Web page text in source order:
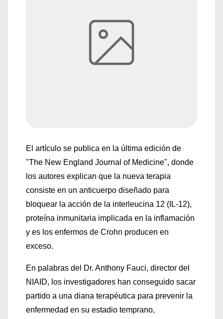
El artículo se publica en la última edición de
"The New England Journal of Medicine", donde
los autores explican que la nueva terapia
consiste en un anticuerpo diseñado para
bloquear la acción de la interleucina 12 (IL-12),
proteína inmunitaria implicada en la inflamación
y es los enfermos de Crohn producen en
exceso.
En palabras del Dr. Anthony Fauci, director del
NIAID, los investigadores han conseguido sacar
partido a una diana terapéutica para prevenir la
enfermedad en su estadio temprano,